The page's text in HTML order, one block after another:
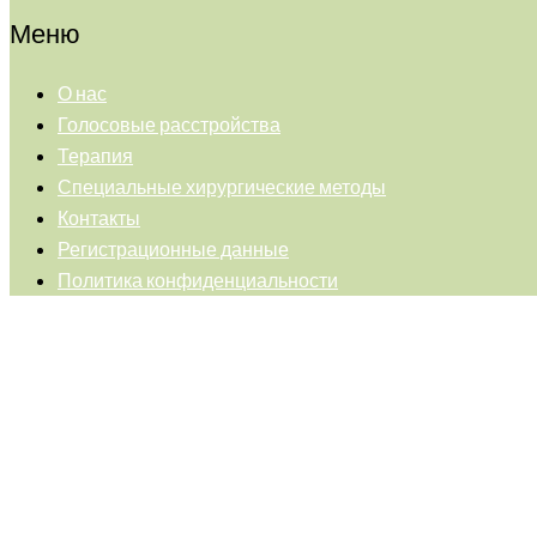
Меню
О нас
Голосовые расстройства
Терапия
Специальные хирургические методы
Контакты
Регистрационные данные
Политика конфиденциальности